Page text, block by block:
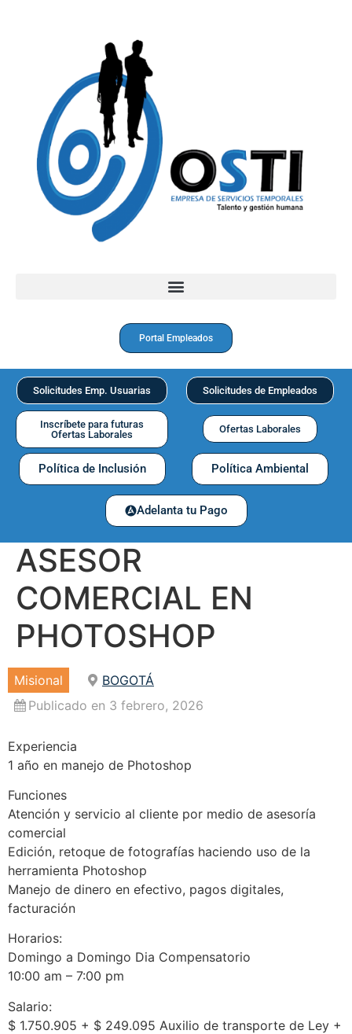
Portal Empleados
Solicitudes Emp. Usuarias Solicitudes de Empleados
Inscríbete para futuras
Ofertas Laborales
Ofertas Laborales
Política de Inclusión Política Ambiental
Adelanta tu Pago
ASESOR
COMERCIAL EN
PHOTOSHOP
Misional
BOGOTÁ
Publicado en 3 febrero, 2026
Experiencia
1 año en manejo de Photoshop
Funciones
Atención y servicio al cliente por medio de asesoría
comercial
Edición, retoque de fotografías haciendo uso de la
herramienta Photoshop
Manejo de dinero en efectivo, pagos digitales,
facturación
Horarios:
Domingo a Domingo Dia Compensatorio
10:00 am – 7:00 pm
Salario:
$ 1.750.905 + $ 249.095 Auxilio de transporte de Ley +